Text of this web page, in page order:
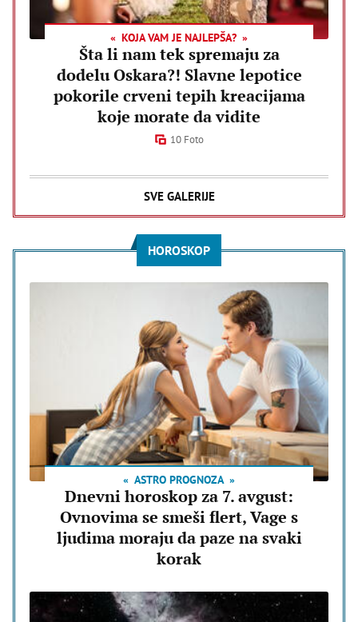
KOJA VAM JE NAJLEPŠA?
Šta li nam tek spremaju za
dodelu Oskara?! Slavne lepotice
pokorile crveni tepih kreacijama
koje morate da vidite
10 Foto
SVE GALERIJE
HOROSKOP
ASTRO PROGNOZA
Dnevni horoskop za 7. avgust:
Ovnovima se smeši flert, Vage s
ljudima moraju da paze na svaki
korak